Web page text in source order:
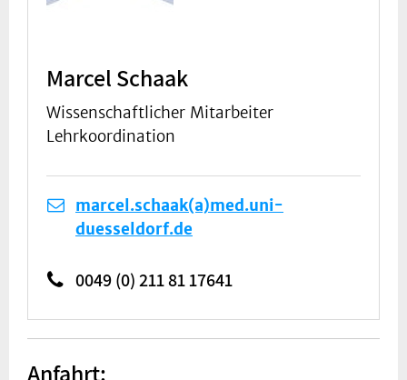
Marcel Schaak
Wissenschaftlicher Mitarbeiter
Lehrkoordination
marcel.schaak(a)med.uni-
duesseldorf.de
0049 (0) 211 81 17641
Anfahrt: